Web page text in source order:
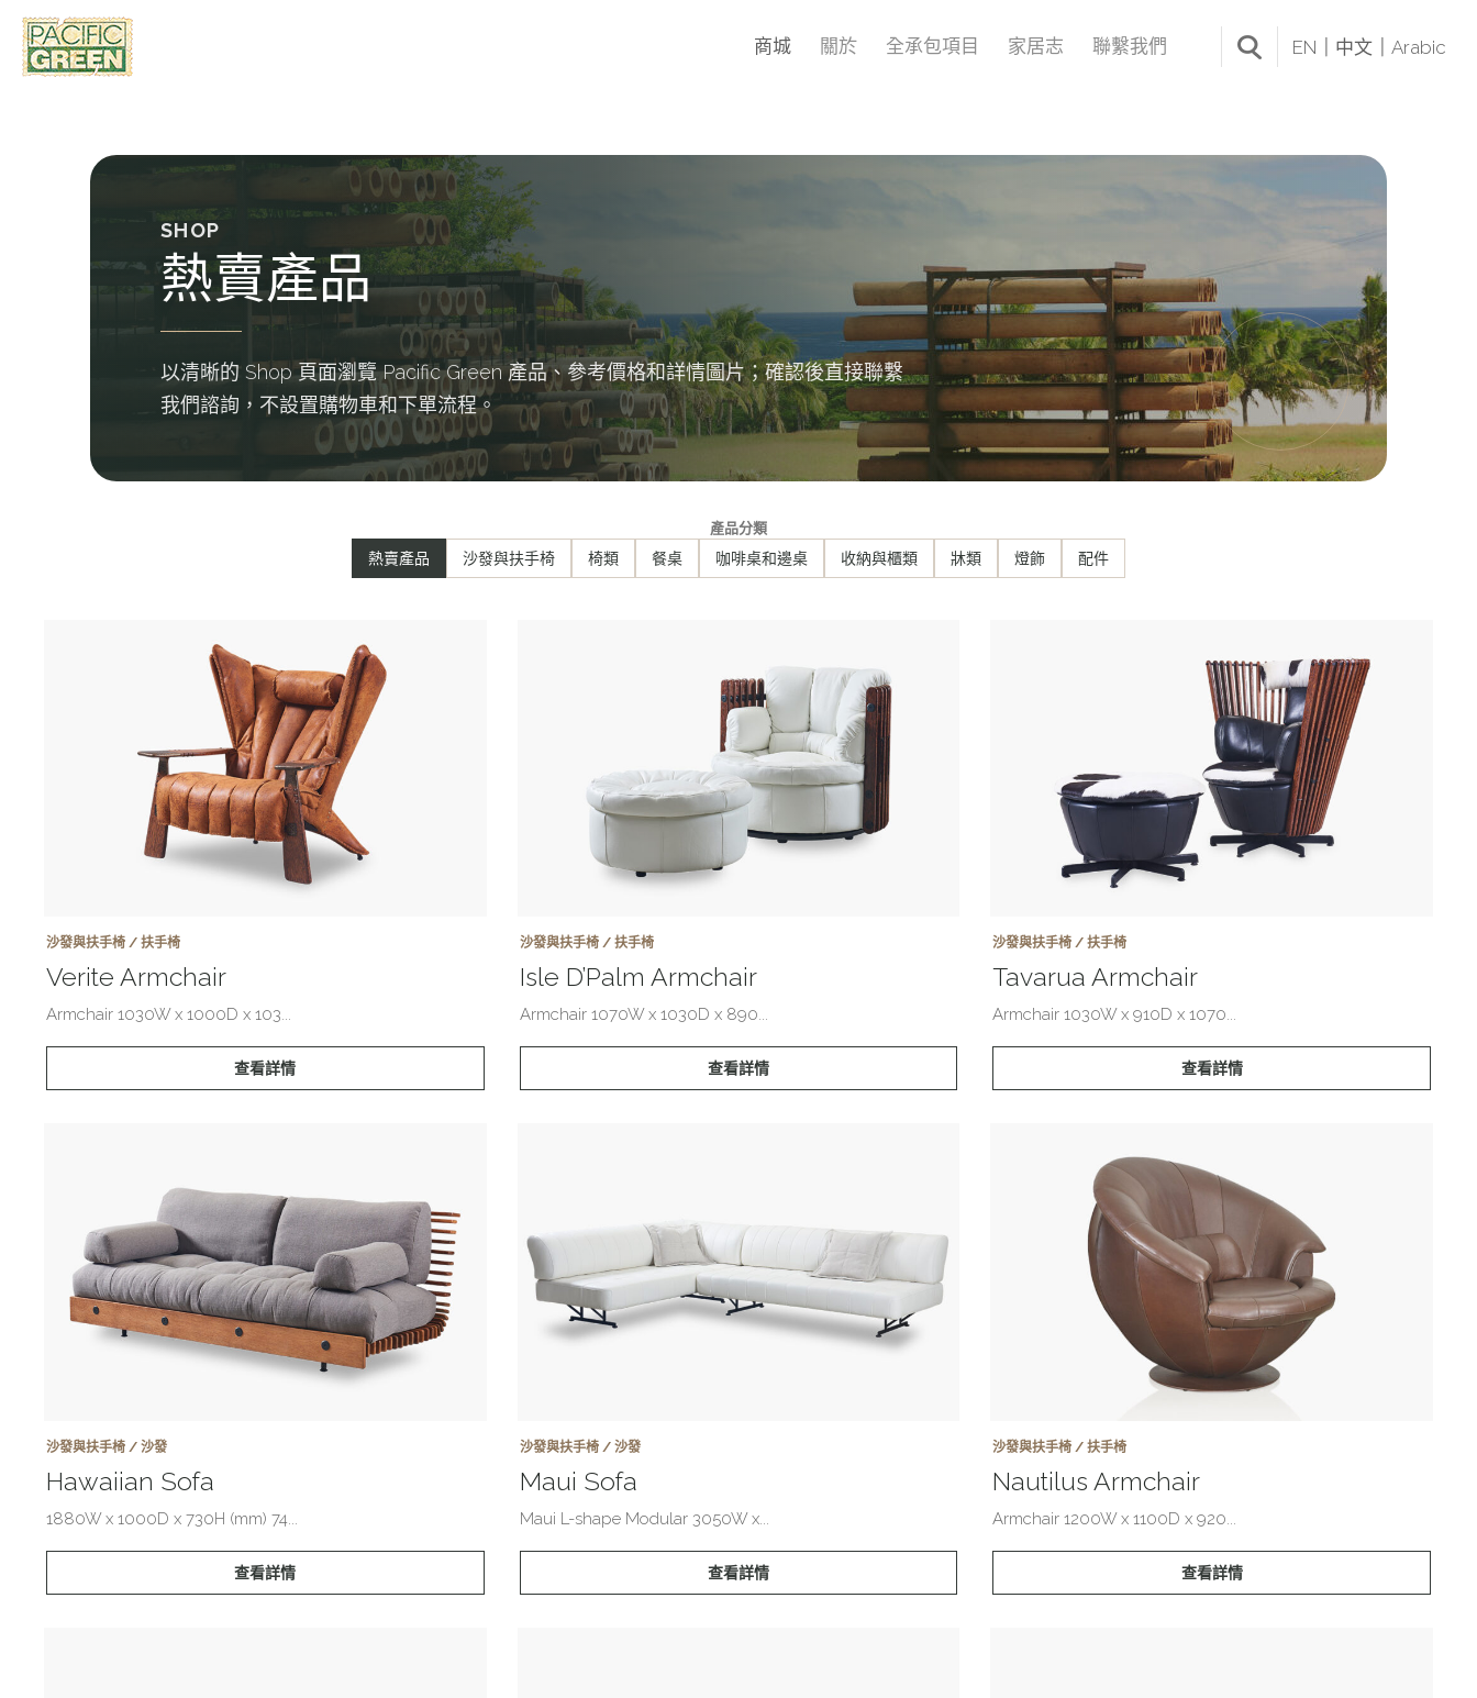
商城 關於 全承包項目 家居志 聯繫我們 EN 中文 Arabic
SHOP
熱賣產品
以清晰的 Shop 頁面瀏覽 Pacific Green 產品、參考價格和詳情圖片；確認後直接聯繫
我們諮詢，不設置購物車和下單流程。
產品分類
熱賣產品 沙發與扶手椅 椅類 餐桌 咖啡桌和邊桌 收納與櫃類 牀類 燈飾 配件
沙發與扶手椅 / 扶手椅
Verite Armchair
Armchair 1030W x 1000D x 103...
查看詳情
沙發與扶手椅 / 扶手椅
Isle D’Palm Armchair
Armchair 1070W x 1030D x 890...
查看詳情
沙發與扶手椅 / 扶手椅
Tavarua Armchair
Armchair 1030W x 910D x 1070...
查看詳情
沙發與扶手椅 / 沙發
Hawaiian Sofa
1880W x 1000D x 730H (mm) 74...
查看詳情
沙發與扶手椅 / 沙發
Maui Sofa
Maui L-shape Modular 3050W x...
查看詳情
沙發與扶手椅 / 扶手椅
Nautilus Armchair
Armchair 1200W x 1100D x 920...
查看詳情